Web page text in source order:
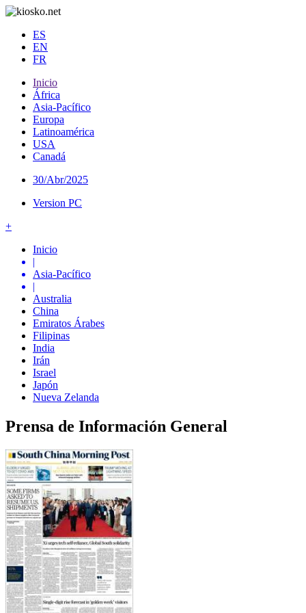
ES
EN
FR
Inicio
África
Asia-Pacífico
Europa
Latinoamérica
USA
Canadá
30/Abr/2025
Version PC
+
Inicio
|
Asia-Pacífico
|
Australia
China
Emiratos Árabes
Filipinas
India
Irán
Israel
Japón
Nueva Zelanda
Prensa de Información General